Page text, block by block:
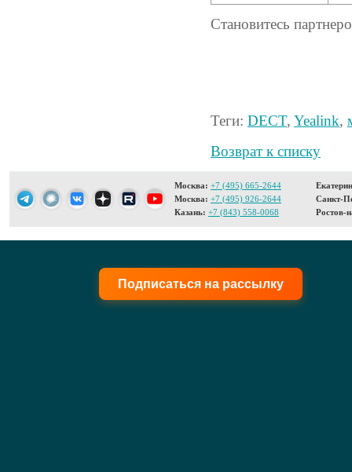
Становитесь
Теги: DECT, Yealink,
Возврат к списку
Москва: +7 (495) 665-2644
Москва: +7 (495) 926-2644
Казань: +7 (843) 558-0068
Санкт-
Ростов-
Подписаться на рассылку